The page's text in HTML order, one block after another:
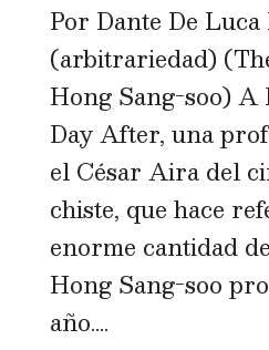
Por Dante De
(arbitrariedad)
Hong Sang-soo) A
Day After, una
el César Aira del
chiste, que hace
enorme cantidad
Hong Sang-soo
año....